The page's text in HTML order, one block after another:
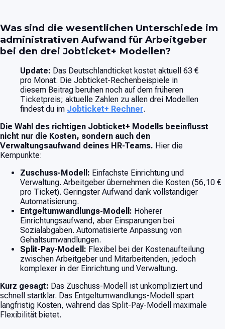
Was sind die wesentlichen Unterschiede im
administrativen Aufwand für Arbeitgeber
bei den drei Jobticket+ Modellen?
Update: Das Deutschlandticket kostet aktuell 63 €
pro Monat. Die Jobticket-Rechenbeispiele in
diesem Beitrag beruhen noch auf dem früheren
Ticketpreis; aktuelle Zahlen zu allen drei Modellen
findest du im Jobticket+ Rechner.
Die Wahl des richtigen Jobticket+ Modells beeinflusst
nicht nur die Kosten, sondern auch den
Verwaltungsaufwand deines HR-Teams. Hier die
Kernpunkte:
Zuschuss-Modell: Einfachste Einrichtung und
Verwaltung. Arbeitgeber übernehmen die Kosten (56,10 €
pro Ticket). Geringster Aufwand dank vollständiger
Automatisierung.
Entgeltumwandlungs-Modell: Höherer
Einrichtungsaufwand, aber Einsparungen bei
Sozialabgaben. Automatisierte Anpassung von
Gehaltsumwandlungen.
Split-Pay-Modell: Flexibel bei der Kostenaufteilung
zwischen Arbeitgeber und Mitarbeitenden, jedoch
komplexer in der Einrichtung und Verwaltung.
Kurz gesagt: Das Zuschuss-Modell ist unkompliziert und
schnell startklar. Das Entgeltumwandlungs-Modell spart
langfristig Kosten, während das Split-Pay-Modell maximale
Flexibilität bietet.